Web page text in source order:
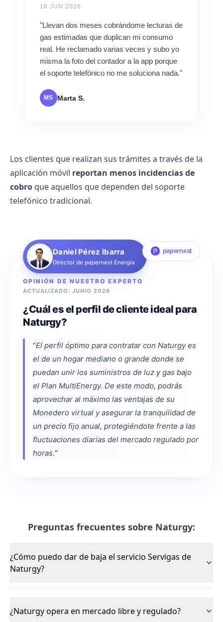
10 JUN 2026
"Llevan dos meses cobrándome lecturas de
gas estimadas que duplican mi consumo
real. He reclamado varias veces y subo yo
misma la foto del contador a la app porque
el soporte telefónico no me soluciona nada."
MS Marta S.
Los clientes que realizan sus trámites a través de la
aplicación móvil reportan menos incidencias de
cobro que aquellos que dependen del soporte
telefónico tradicional.
Daniel Pérez Ibarra
Director de papernest Energía
papernest
OPINIÓN DE NUESTRO EXPERTO
ACTUALIZADO: JUNIO 2026
¿Cuál es el perfil de cliente ideal para
Naturgy?
"El perfil óptimo para contratar con Naturgy es
el de un hogar mediano o grande donde se
puedan unir los suministros de luz y gas bajo
el Plan MultiEnergy. De este modo, podrás
aprovechar al máximo las ventajas de su
Monedero virtual y asegurar la tranquilidad de
un precio fijo anual, protegiéndote frente a las
fluctuaciones diarias del mercado regulado por
horas."
Preguntas frecuentes sobre Naturgy:
¿Cómo puedo dar de baja el servicio Servigas de
Naturgy?
¿Naturgy opera en mercado libre y regulado?